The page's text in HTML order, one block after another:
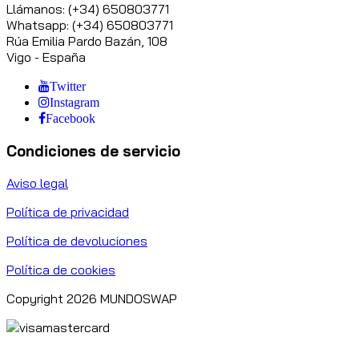
Llámanos: (+34) 650803771
Whatsapp: (+34) 650803771
Rúa Emilia Pardo Bazán, 108
Vigo - España
Twitter
Instagram
Facebook
Condiciones de servicio
Aviso legal
Política de privacidad
Política de devoluciones
Política de cookies
Copyright 2026 MUNDOSWAP